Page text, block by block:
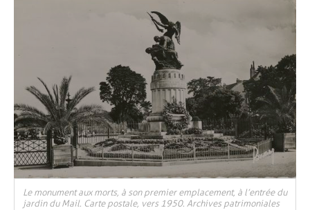
Le monument aux morts, à son premier emplacement, à l’entrée du
jardin du Mail. Carte postale, vers 1950. Archives patrimoniales